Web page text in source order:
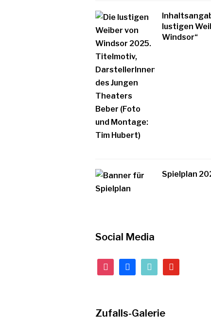
lustigen
Windsor“
Spielplan
Social Media
instagramfacebooktiktok youtube
Zufalls-Galerie